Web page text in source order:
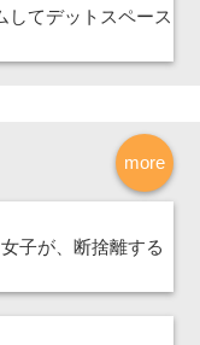
してデットスペース
more
子が、断捨離する